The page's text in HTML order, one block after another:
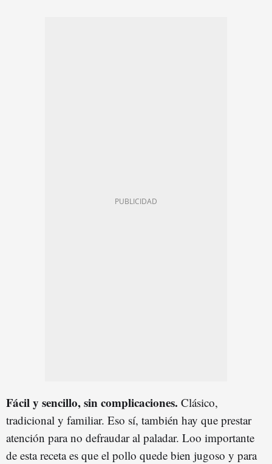
Fácil y sencillo, sin complicaciones. Clásico,
tradicional y familiar. Eso sí, también hay que prestar
atención para no defraudar al paladar. Loo importante
de esta receta es que el pollo quede bien jugoso y para